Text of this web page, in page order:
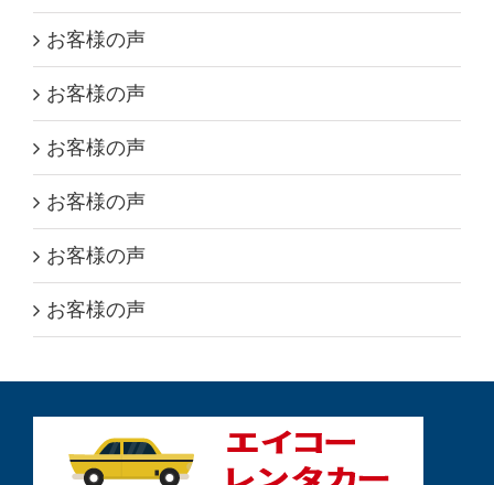
お客様の声
お客様の声
お客様の声
お客様の声
お客様の声
お客様の声